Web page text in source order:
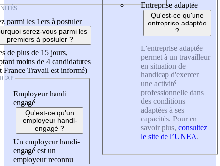
parmi les 1ers à postuler
serez-vous parmi les
premiers à postuler ?
de plus de 15 jours,
moins de 4 candidatures
France Travail est informé)
Employeur handi-
engagé
Qu'est-ce qu'un
employeur handi-
engagé ?
Un employeur handi-
engagé est un
employeur reconnu
Entreprise adaptée
Qu'est-ce qu'une
entreprise adaptée
?
L'entreprise adaptée
permet à un travailleur
en situation de
handicap d'exercer
une activité
professionnelle dans
des conditions
adaptées à ses
capacités. Pour en
savoir plus, consultez
le site de l’UNEA.